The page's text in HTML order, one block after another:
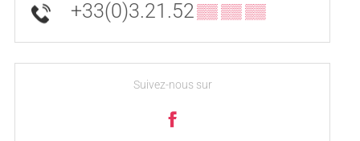
+33(0)3.21.52▒▒ ▒▒ ▒▒
Suivez-nous sur